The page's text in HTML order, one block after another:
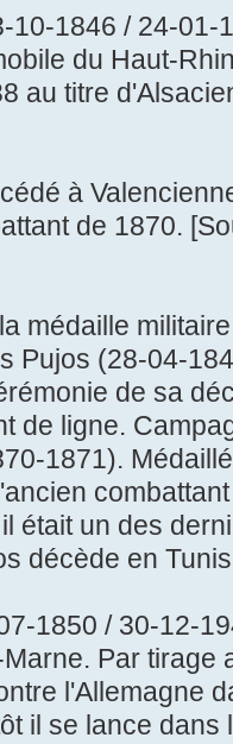
10-1846 / 24-01-
du Haut-
au titre
à
de 1870.
médaille
Pujos (28-04-
de sa
de ligne.
1871).
était un des
décède en
1850 / 30-12-
Par tirage
l'Allemagne
il se lance dans